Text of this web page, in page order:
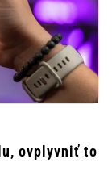
ovplyvniť to